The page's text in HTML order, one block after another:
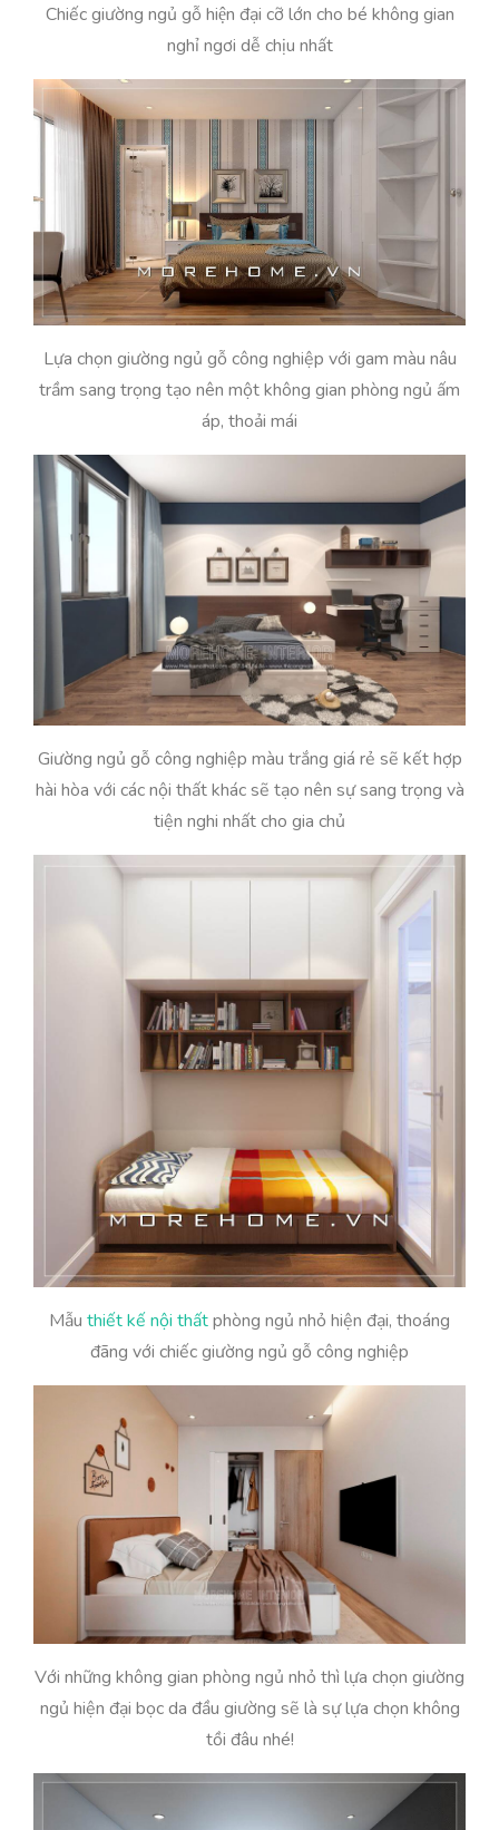
Chiếc giường ngủ gỗ hiện đại cỡ lớn cho bé không gian
nghỉ ngơi dễ chịu nhất
Lựa chọn giường ngủ gỗ công nghiệp với gam màu nâu
trầm sang trọng tạo nên một không gian phòng ngủ ấm
áp, thoải mái
Giường ngủ gỗ công nghiệp màu trắng giá rẻ sẽ kết hợp
hài hòa với các nội thất khác sẽ tạo nên sự sang trọng và
tiện nghi nhất cho gia chủ
Mẫu thiết kế nội thấtphòng ngủ nhỏ hiện đại, thoáng
đãng với chiếc giường ngủ gỗ công nghiệp
Với những không gian phòng ngủ nhỏ thì lựa chọn giường
ngủ hiện đại bọc da đầu giường sẽ là sự lựa chọn không
tồi đâu nhé!